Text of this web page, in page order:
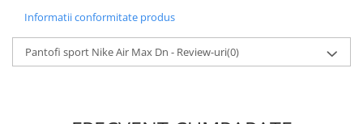
Informatii conformitate produs
Pantofi sport Nike Air Max Dn - Review-uri(0)